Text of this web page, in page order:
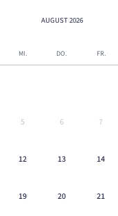
AUGUST2026
MI. DO. FR.
5 6 7
12 13 14
19 20 21